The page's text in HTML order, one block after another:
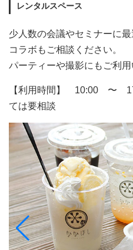
レンタルスペース
少人数の会議やセミナーに
コラボもご相談ください。
パーティーや撮影にもご利用
【利用時間】 10:00 〜
ては要相談